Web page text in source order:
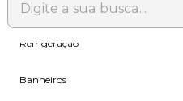
Forno + Microondas
Refrigeração
Banheiros